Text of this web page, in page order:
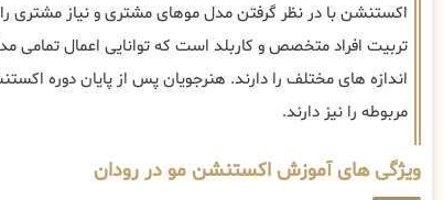
اکستنشن با در نظر گرفتن مدل موهای مشتری و نیاز مشتری را
تربیت افراد متخصص و کاربلد است که توانایی اعمال تمامی
اندازه های مختلف را دارند. هنرجویان پس از پایان دوره
مربوطه را نیز دارند.
ویژگی های آموزش اکستنشن مو در رودان